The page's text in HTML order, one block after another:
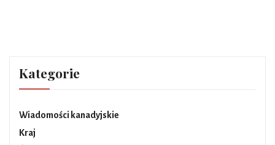
Kategorie
Wiadomości kanadyjskie
Kraj